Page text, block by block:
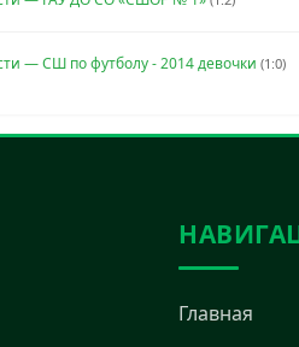
— СШ по футболу - 2014 девочки (1:0)
Главная